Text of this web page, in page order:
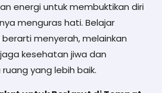
energi untuk membuktikan diri
menguras hati. Belajar
menyerah, melainkan
kesehatan jiwa dan
yang lebih baik.